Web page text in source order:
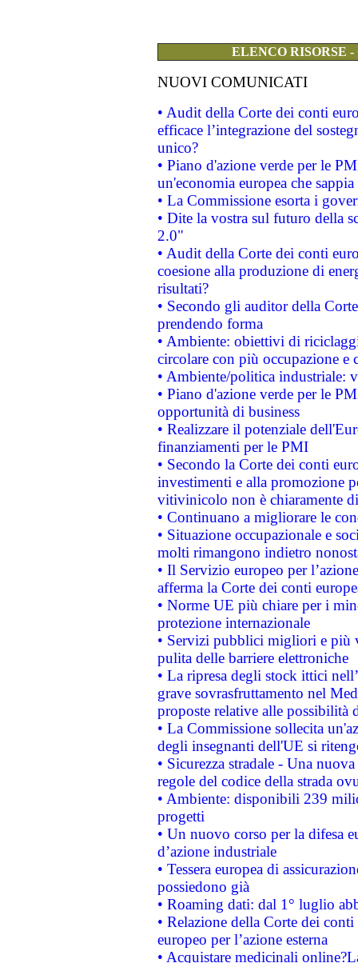
ELENCO RISORSE
NUOVI COMUNICATI
• Audit della Corte dei conti
efficace l’integrazione del
unico?
• Piano d'azione verde per le
un'economia europea che
• La Commissione esorta i
• Dite la vostra sul futuro della
2.0"
• Audit della Corte dei conti
coesione alla produzione di
risultati?
• Secondo gli auditor della
prendendo forma
• Ambiente: obiettivi di
circolare con più occupazione e
• Ambiente/politica industriale:
• Piano d'azione verde per le
opportunità di business
• Realizzare il potenziale
finanziamenti per le PMI
• Secondo la Corte dei conti
investimenti e alla promozione
vitivinicolo non è chiaramente
• Continuano a migliorare le
• Situazione occupazionale e
molti rimangono indietro
• Il Servizio europeo per
afferma la Corte dei conti
• Norme UE più chiare per i
protezione internazionale
• Servizi pubblici migliori e più
pulita delle barriere elettroniche
• La ripresa degli stock ittici
grave sovrasfruttamento nel
proposte relative alle possibilità
• La Commissione sollecita
degli insegnanti dell'UE si
• Sicurezza stradale - Una
regole del codice della strada
• Ambiente: disponibili 239
progetti
• Un nuovo corso per la difesa
d’azione industriale
• Tessera europea di
possiedono già
• Roaming dati: dal 1° luglio
• Relazione della Corte dei
europeo per l’azione esterna
• Acquistare medicinali